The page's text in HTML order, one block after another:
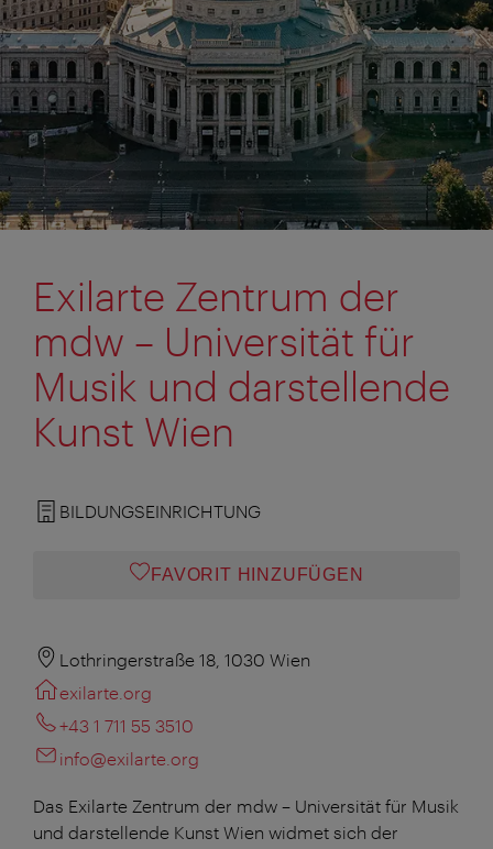
Exilarte Zentrum der
mdw – Universität für
Musik und darstellende
Kunst Wien
BILDUNGSEINRICHTUNG
FAVORIT HINZUFÜGEN
Lothringerstraße 18, 1030 Wien
exilarte.org
+43 1 711 55 3510
info@exilarte.org
Das Exilarte Zentrum der mdw – Universität für Musik
und darstellende Kunst Wien widmet sich der